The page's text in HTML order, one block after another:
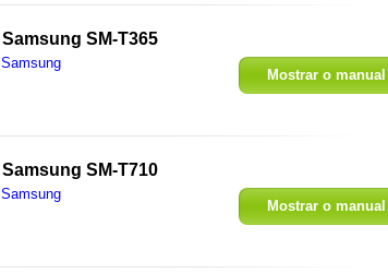
Samsung SM-T365
Samsung
Mostrar o manual
Samsung SM-T710
Samsung
Mostrar o manual